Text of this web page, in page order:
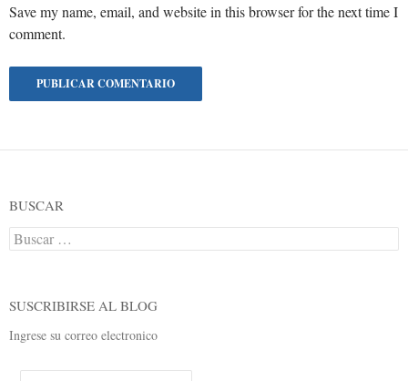
Save my name, email, and website in this browser for the next time I
comment.
BUSCAR
Buscar:
SUSCRIBIRSE AL BLOG
Ingrese su correo electronico